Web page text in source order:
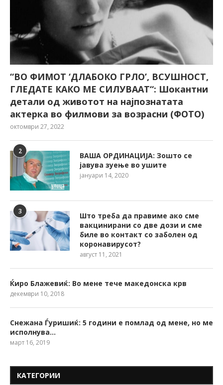
“ВО ФИМОТ ‘ДЛАБОКО ГРЛО’, ВСУШНОСТ,
ГЛЕДАТЕ КАКО МЕ СИЛУВААТ“: Шокантни
детали од животот на најпознатата
актерка во филмови за возрасни (ФОТО)
октомври 27, 2022
2
ВАША ОРДИНАЦИЈА: Зошто се
јавува зуење во ушите
јануари 14, 2020
3
Што треба да правиме ако сме
вакцинирани со две дози и сме
биле во контакт со заболен од
коронавирусот?
август 11, 2021
Ќиро Блажевиќ: Во мене тече македонска крв
декември 10, 2018
Снежана Ѓуришиќ: 5 години е помлад од мене, но ме
исполнува…
март 16, 2019
КАТЕГОРИИ